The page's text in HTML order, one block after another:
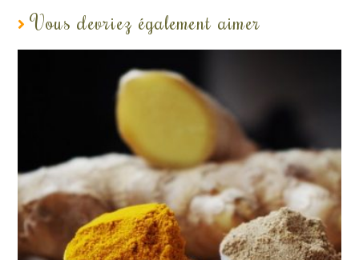
Vous devriez également aimer